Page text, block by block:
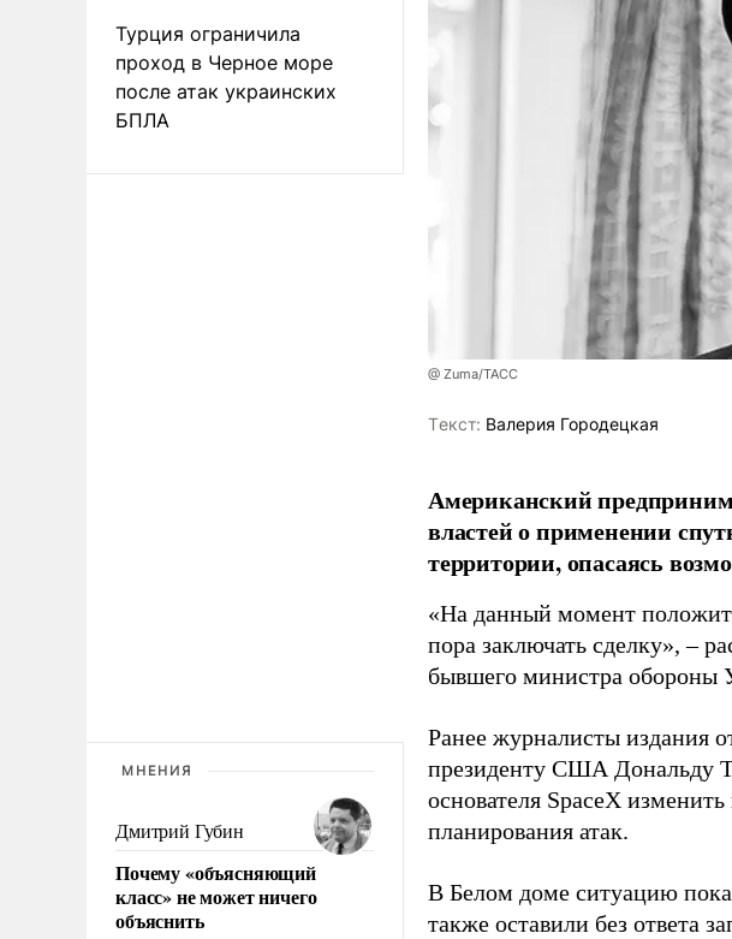
Турция ограничила
проход в Черное море
после атак украинских
БПЛА
МНЕНИЯ
Дмитрий Губин
Почему «объясняющий
класс» не может ничего
объяснить
@ Zuma/ТАСС
Tекст: Валерия Городецкая
Американский
властей о применении
территории, опасаясь
«На данный момент
пора заключать сделку», –
бывшего министра обороны
Ранее журналисты издания
президенту США Дональду
основателя SpaceX
планирования атак.
В Белом доме ситуацию
также оставили без ответа